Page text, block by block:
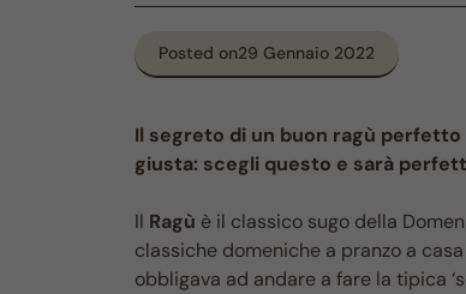
Posted on29 Gennaio 2022
Il segreto di un buon ragù
giusta: scegli questo e sarà
Il Ragù è il classico sugo della
classiche domeniche a pranzo a
obbligava ad andare a fare la tipica